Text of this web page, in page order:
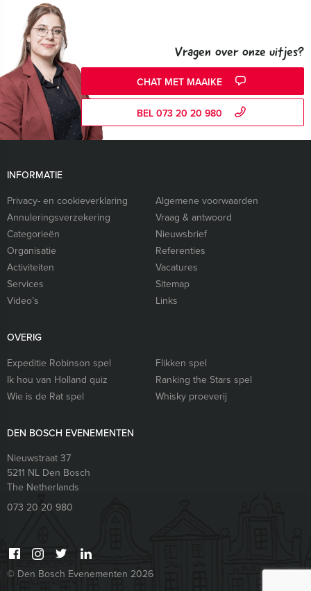
Vragen over onze uitjes?
CHAT MET MAAIKE
BEL 073 20 20 980
INFORMATIE
Privacy- en cookieverklaring
Algemene voorwaarden
Annuleringsverzekering
Vraag & antwoord
Categorieën
Nieuwsbrief
Organisatie
Referenties
Activiteiten
Vacatures
Services
Sitemap
Video’s
Links
OVERIG
Expeditie Robinson spel
Flikken spel
Ik hou van Holland quiz
Ranking the Stars spel
Wie is de Rat spel
Whisky proeverij
DEN BOSCH EVENEMENTEN
Nieuwstraat 37
5211 NL Den Bosch
The Netherlands
073 20 20 980
© Den Bosch Evenementen 2026